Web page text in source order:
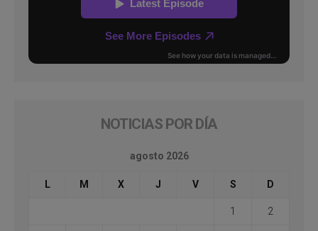
NOTICIAS POR DÍA
agosto 2026
L M X J V S D
1 2